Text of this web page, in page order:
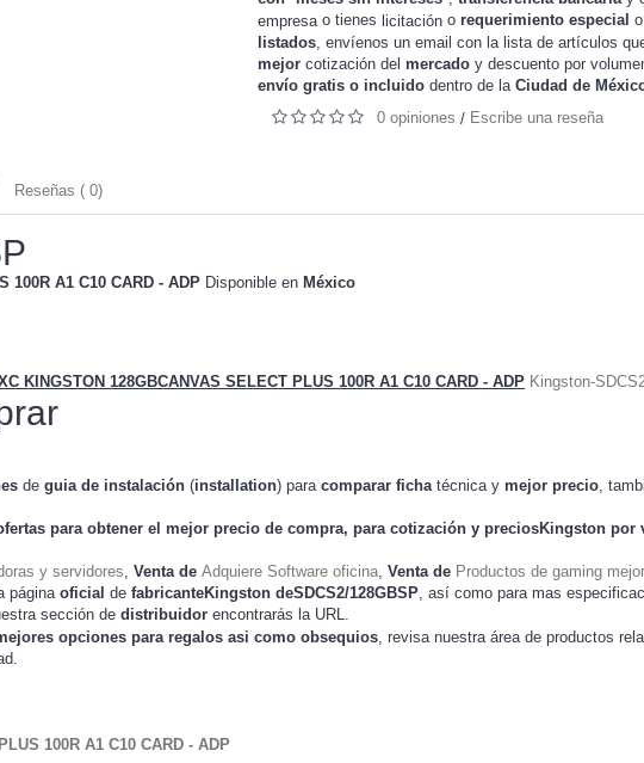
empresa o tienes licitación o requerimiento especial
listados , envíenos un email con la lista de artículos
mejor cotización del mercado y descuento por
envío gratis o incluido dentro de la Ciudad de
0 opiniones / Escribe una reseña
Reseñas ( 0)
100R A1 C10 CARD - ADP Disponible en México
KINGSTON 128GBCANVAS SELECT PLUS 100R A1 C10 CARD - ADP Kingston-
de guia de instalación (installation) para comparar fichatécnica y mejor precio,
para obtener el mejor precio de compra, para cotización y preciosKingston por
y servidores, Venta de Adquiere Software oficina, Venta de Productos de gaming
páginaoficial de fabricanteKingston deSDCS2/128GBSP, así como para mas
sección de distribuidor encontrarás la URL.
opciones para regalos asi como obsequios , revisa nuestra área de productos
100R A1 C10 CARD - ADP